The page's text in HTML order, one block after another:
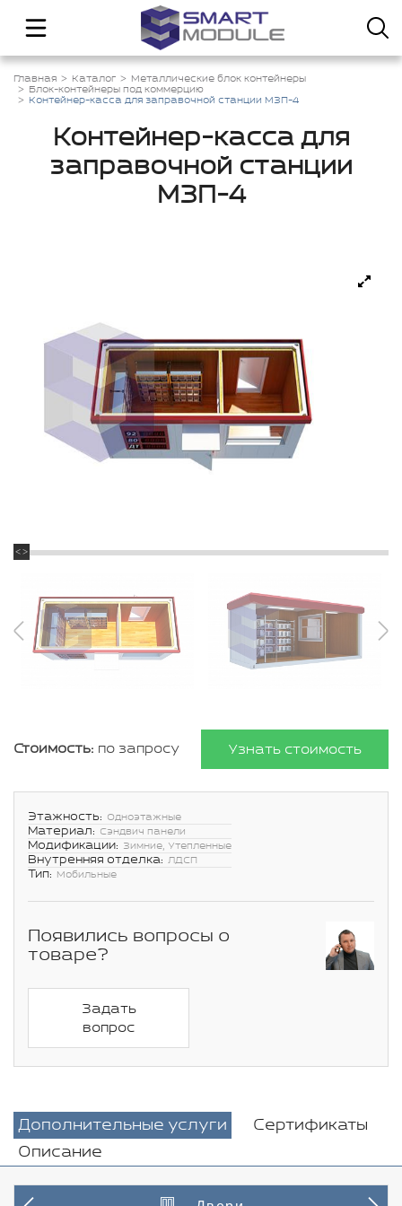
Главная Каталог
Металлические блок контейнеры
Блок-контейнеры под коммерцию
Контейнер-касса для заправочной станции МЗП-4
Контейнер-касса для
заправочной станции
МЗП-4
Стоимость: по запросу Узнать стоимость
Этажность: Одноэтажные
Материал: Сэндвич панели
Модификации: Зимние, Утепленные
Внутренняя отделка: ЛДСП
Тип: Мобильные
Появились вопросы о
товаре?
Задать
вопрос
Дополнительные услуги
Сертификаты
Описание